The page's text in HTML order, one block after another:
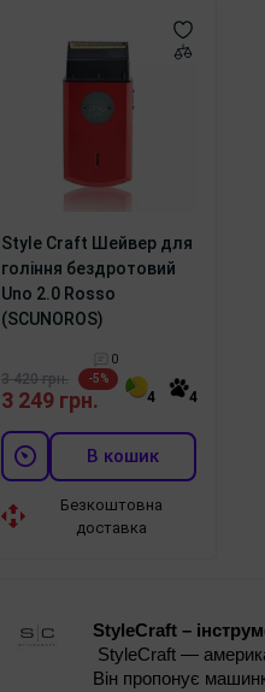
Style Craft Шейвер для
гоління бездротовий
Uno 2.0 Rosso
(SCUNOROS)
0
4 4
3 420 грн. -5%
3 249 грн.
В кошик
Безкоштовна
доставка
StyleCraft –
Він пропонує